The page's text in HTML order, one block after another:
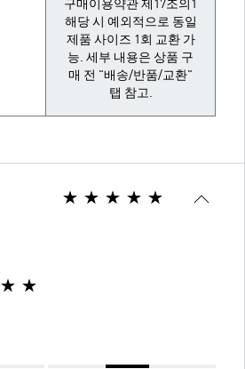
구매이용약관 제17조의1
해당 시 예외적으로 동일
제품 사이즈 1회 교환 가
능. 세부 내용은 상품 구
매 전 "배송/반품/교환"
탭 참고.